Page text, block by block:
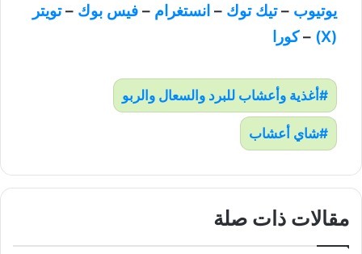
يوتيوب –تيك توك – انستغرام – فيس بوك –تويتر
(X)
–كورا
أغذية وأعشاب للبرد والسعال والربو
شاي أعشاب
مقالات ذات صلة